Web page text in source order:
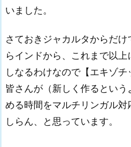
いました。
さておきジャカルタからだ
らインドから、これまで以
しなるわけなので【エキゾチ
皆さんが（新しく作るとい
める時間をマルチリンガル
しらん、と思っています。